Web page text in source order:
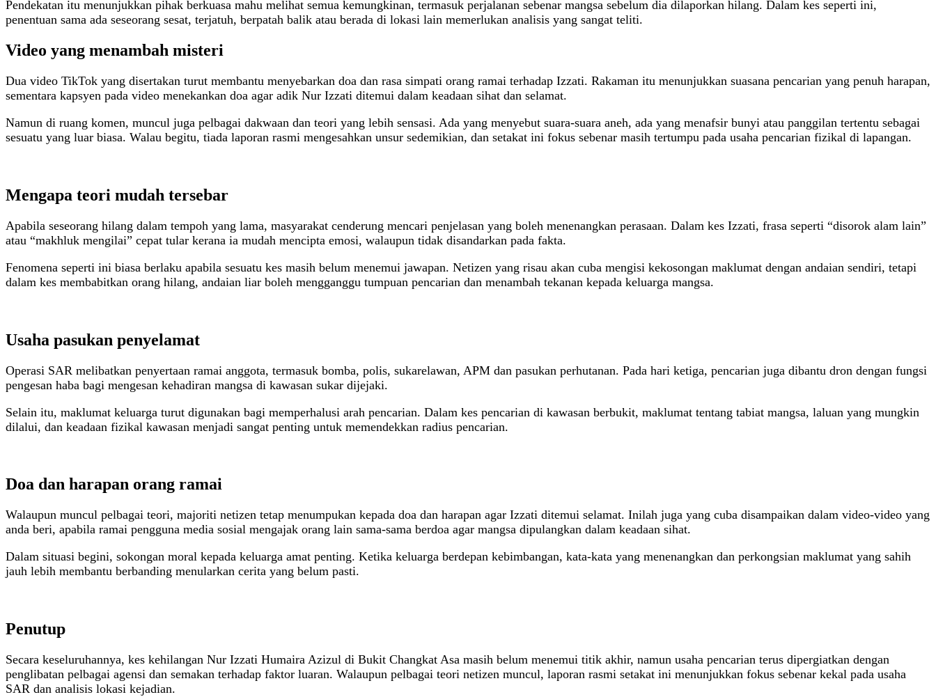
Pendekatan itu menunjukkan pihak berkuasa mahu melihat semua kemungkinan, termasuk perjalanan sebenar mangsa sebelum dia dilaporkan hilang. Dalam kes seperti ini,
penentuan sama ada seseorang sesat, terjatuh, berpatah balik atau berada di lokasi lain memerlukan analisis yang sangat teliti.
Video yang menambah misteri
Dua video TikTok yang disertakan turut membantu menyebarkan doa dan rasa simpati orang ramai terhadap Izzati. Rakaman itu menunjukkan suasana pencarian yang penuh harapan,
sementara kapsyen pada video menekankan doa agar adik Nur Izzati ditemui dalam keadaan sihat dan selamat.
Namun di ruang komen, muncul juga pelbagai dakwaan dan teori yang lebih sensasi. Ada yang menyebut suara-suara aneh, ada yang menafsir bunyi atau panggilan tertentu sebagai
sesuatu yang luar biasa. Walau begitu, tiada laporan rasmi mengesahkan unsur sedemikian, dan setakat ini fokus sebenar masih tertumpu pada usaha pencarian fizikal di lapangan.
Mengapa teori mudah tersebar
Apabila seseorang hilang dalam tempoh yang lama, masyarakat cenderung mencari penjelasan yang boleh menenangkan perasaan. Dalam kes Izzati, frasa seperti “disorok alam lain”
atau “makhluk mengilai” cepat tular kerana ia mudah mencipta emosi, walaupun tidak disandarkan pada fakta.
Fenomena seperti ini biasa berlaku apabila sesuatu kes masih belum menemui jawapan. Netizen yang risau akan cuba mengisi kekosongan maklumat dengan andaian sendiri, tetapi
dalam kes membabitkan orang hilang, andaian liar boleh mengganggu tumpuan pencarian dan menambah tekanan kepada keluarga mangsa.
Usaha pasukan penyelamat
Operasi SAR melibatkan penyertaan ramai anggota, termasuk bomba, polis, sukarelawan, APM dan pasukan perhutanan. Pada hari ketiga, pencarian juga dibantu dron dengan fungsi
pengesan haba bagi mengesan kehadiran mangsa di kawasan sukar dijejaki.
Selain itu, maklumat keluarga turut digunakan bagi memperhalusi arah pencarian. Dalam kes pencarian di kawasan berbukit, maklumat tentang tabiat mangsa, laluan yang mungkin
dilalui, dan keadaan fizikal kawasan menjadi sangat penting untuk memendekkan radius pencarian.
Doa dan harapan orang ramai
Walaupun muncul pelbagai teori, majoriti netizen tetap menumpukan kepada doa dan harapan agar Izzati ditemui selamat. Inilah juga yang cuba disampaikan dalam video-video yang
anda beri, apabila ramai pengguna media sosial mengajak orang lain sama-sama berdoa agar mangsa dipulangkan dalam keadaan sihat.
Dalam situasi begini, sokongan moral kepada keluarga amat penting. Ketika keluarga berdepan kebimbangan, kata-kata yang menenangkan dan perkongsian maklumat yang sahih
jauh lebih membantu berbanding menularkan cerita yang belum pasti.
Penutup
Secara keseluruhannya, kes kehilangan Nur Izzati Humaira Azizul di Bukit Changkat Asa masih belum menemui titik akhir, namun usaha pencarian terus dipergiatkan dengan
penglibatan pelbagai agensi dan semakan terhadap faktor luaran. Walaupun pelbagai teori netizen muncul, laporan rasmi setakat ini menunjukkan fokus sebenar kekal pada usaha
SAR dan analisis lokasi kejadian.